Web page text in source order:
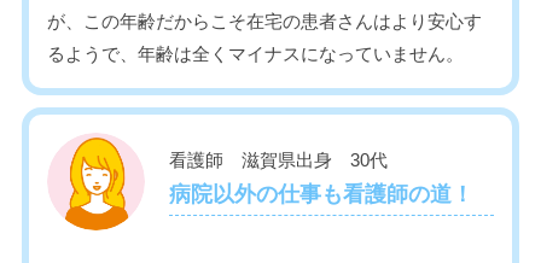
が、この年齢だからこそ在宅の患者さんはより安心す
るようで、年齢は全くマイナスになっていません。
看護師 滋賀県出身 30代
病院以外の仕事も看護師の道！